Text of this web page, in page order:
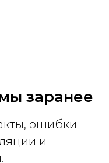
заранее
ошибки
и